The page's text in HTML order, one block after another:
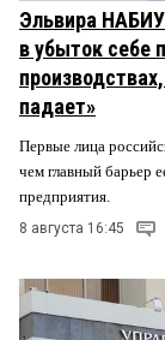
Эльвира
в убыток себе
падает»
Первые лица
чем главный барьер
предприятия.
8 августа 16:45